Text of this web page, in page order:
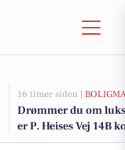
16 timer siden |
Drømmer du om
er P. Heises Vej 14B
og de dyreste boliger